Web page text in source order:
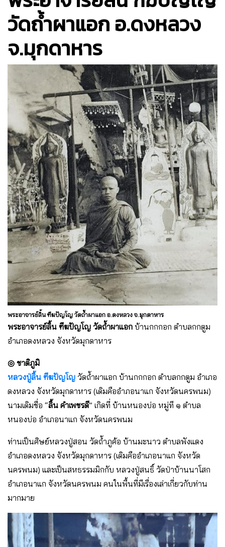
วัดถ้ำผาแอก อ.ดงหลวง
จ.มุกดาหาร
พระอาจารย์ลิ้น ฑีฆปัญโญ วัดถ้ำผาแอก อ.ดงหลวง จ.มุกดาหาร
พระอาจารย์ลิ้น ฑีฆปัญโญ วัดถ้ำผาแอก บ้านกกกอก ตำบลกกตูม
อำเภอดงหลวง จังหวัดมุกดาหาร
◎ ชาติภูมิ
หลวงปู่ลิ้น ฑีฆปัญโญ วัดถ้ำผาแอก บ้านกกกอก ตำบลกกตูม อำเภอ
ดงหลวง จังหวัดมุกดาหาร (เดิมคืออำภอนาแก จังหวัดนครพนม)
นามเดิมชื่อ “ลิ้น คำเพชรดี” เกิดที่ บ้านหนองบ่อ หมู่ที ๑ ตำบล
หนองบ่อ อำเภอนาแก จังหวัดนครพนม
ท่านเป็นศิษย์หลวงปู่สอน วัดถ้ำภูค้อ บ้านมะนาว ตำบลพังแดง
อำเภอดงหลวง จังหวัดมุกดาหาร (เดิมคืออำเภอนาแก จังหวัด
นครพนม) และเป็นสหธรรมมิกกับ หลวงปู่สนธิ์ วัดป่าบ้านนาโสก
อำเภอนาแก จังหวัดนครพนม คนในพื้นที่มีเรื่องเล่าเกี่ยวกับท่าน
มากมาย